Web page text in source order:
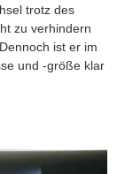
trotz des
zu verhindern
ist er im
und -größe klar